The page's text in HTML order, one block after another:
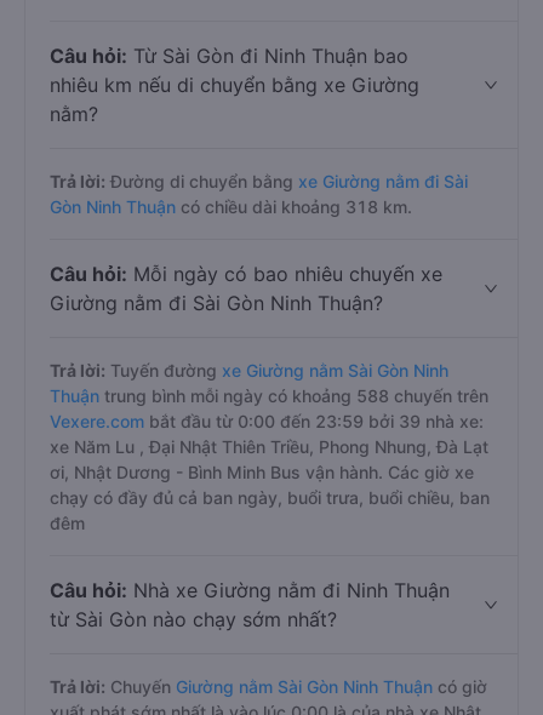
Câu hỏi: Từ Sài Gòn đi Ninh Thuận bao
nhiêu km nếu di chuyển bằng xe Giường
nằm?
Trả lời: Đường di chuyển bằng xe Giường nằm đi Sài
Gòn Ninh Thuận có chiều dài khoảng 318 km.
Câu hỏi: Mỗi ngày có bao nhiêu chuyến xe
Giường nằm đi Sài Gòn Ninh Thuận?
Trả lời: Tuyến đường xe Giường nằm Sài Gòn Ninh
Thuận trung bình mỗi ngày có khoảng 588 chuyến trên
Vexere.com bắt đầu từ 0:00 đến 23:59 bởi 39 nhà xe:
xe Năm Lu , Đại Nhật Thiên Triều, Phong Nhung, Đà Lạt
ơi, Nhật Dương - Bình Minh Bus vận hành. Các giờ xe
chạy có đầy đủ cả ban ngày, buổi trưa, buổi chiều, ban
đêm
Câu hỏi: Nhà xe Giường nằm đi Ninh Thuận
từ Sài Gòn nào chạy sớm nhất?
Trả lời: Chuyến Giường nằm Sài Gòn Ninh Thuận có giờ